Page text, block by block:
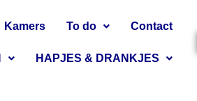
Kamers To do Contact
HAPJES & DRANKJES